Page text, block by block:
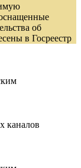
об
в Госреестр
каналов